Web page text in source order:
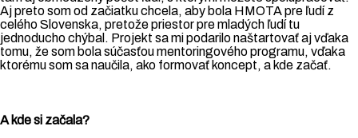
Aj preto som od začiatku chcela, aby bola HMOTA pre ľudí z
celého Slovenska, pretože priestor pre mladých ľudí tu
jednoducho chýbal. Projekt sa mi podarilo naštartovať aj vďaka
tomu, že som bola súčasťou mentoringového programu, vďaka
ktorému som sa naučila, ako formovať koncept, a kde začať.
A kde si začala?